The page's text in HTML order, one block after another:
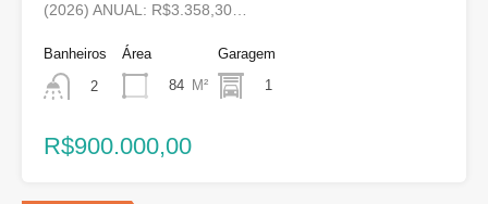
(2026) ANUAL: R$3.358,30…
Banheiros
2
Área
84 M²
Garagem
1
R$900.000,00